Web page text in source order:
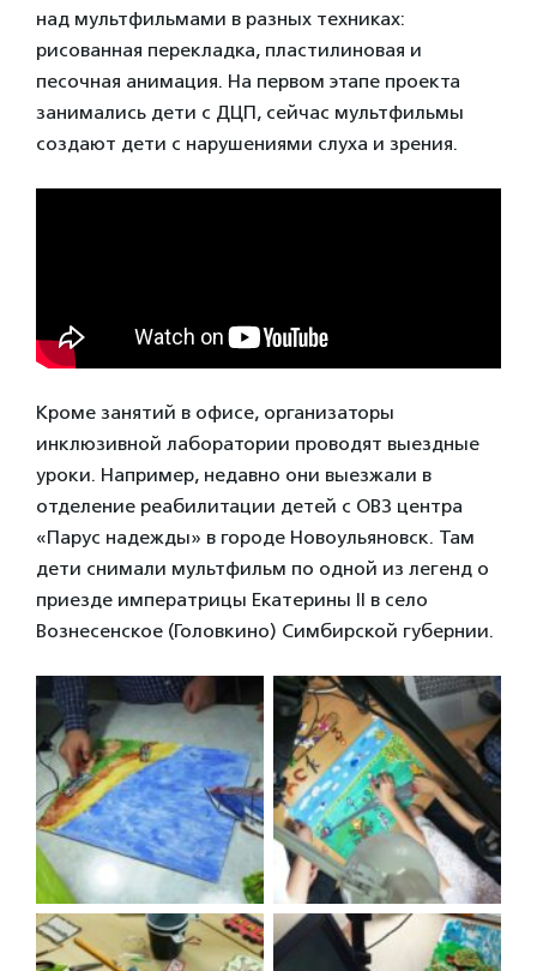
над мультфильмами в разных техниках:
рисованная перекладка, пластилиновая и
песочная анимация. На первом этапе проекта
занимались дети с ДЦП, сейчас мультфильмы
создают дети с нарушениями слуха и зрения.
Кроме занятий в офисе, организаторы
инклюзивной лаборатории проводят выездные
уроки. Например, недавно они выезжали в
отделение реабилитации детей с ОВЗ центра
«Парус надежды» в городе Новоульяновск. Там
дети снимали мультфильм по одной из легенд о
приезде императрицы Екатерины II в село
Вознесенское (Головкино) Симбирской губернии.